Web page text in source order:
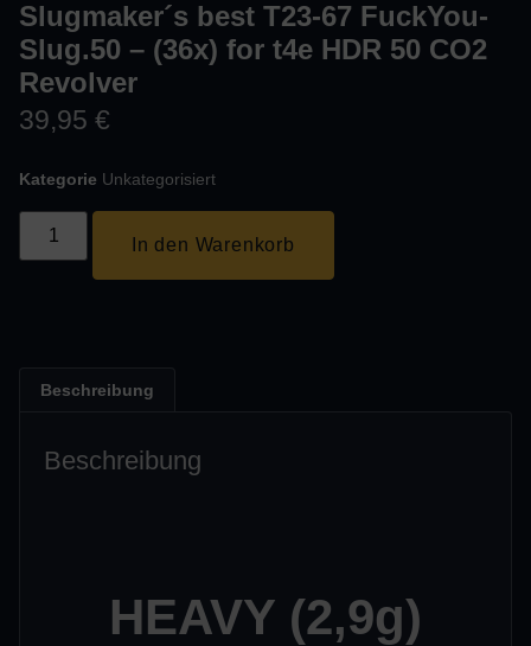
Slugmaker´s best T23-67 FuckYou-
Slug.50 – (36x) for t4e HDR 50 CO2
Revolver
39,95 €
Kategorie Unkategorisiert
In den Warenkorb
Beschreibung
Beschreibung
HEAVY (2,9g)